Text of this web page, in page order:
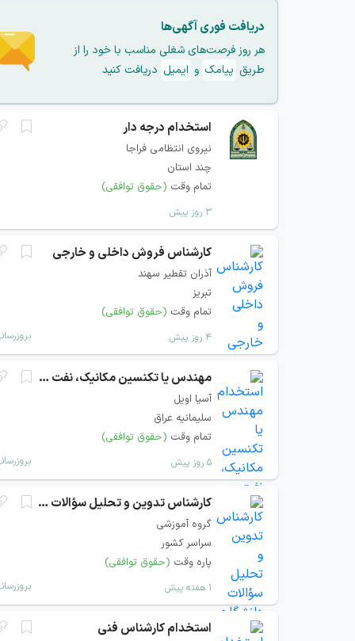
دریافت فوری آگهی‌ها
هر روز فرصت‌های شغلی مناسب با خود را از
طریق پیامک و ایمیل دریافت کنید
استخدام درجه دار
نیروی انتظامی فراجا
چند استان
تمام وقت (حقوق توافقی)
۳ روز پیش
كارشناس فروش داخلی و خارجی
آذران تقطير سهند
تبریز
تمام وقت (حقوق توافقی)
۴ روز پیش
مهندس یا تکنسین مکانیک، نفت و پتروشیمی
آسیا اویل
سلیمانیه عراق
تمام وقت (حقوق توافقی)
۵ روز پیش
کارشناس تدوین و تحلیل سؤالات دانشگاهی
گروه آموزشی
سراسر کشور
پاره وقت (حقوق توافقی)
۱ هفته پیش
استخدام کارشناس فنی